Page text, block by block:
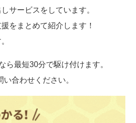
サービスをしています。
をまとめて紹介します！
最短30分で駆け付けます。
合わせください。